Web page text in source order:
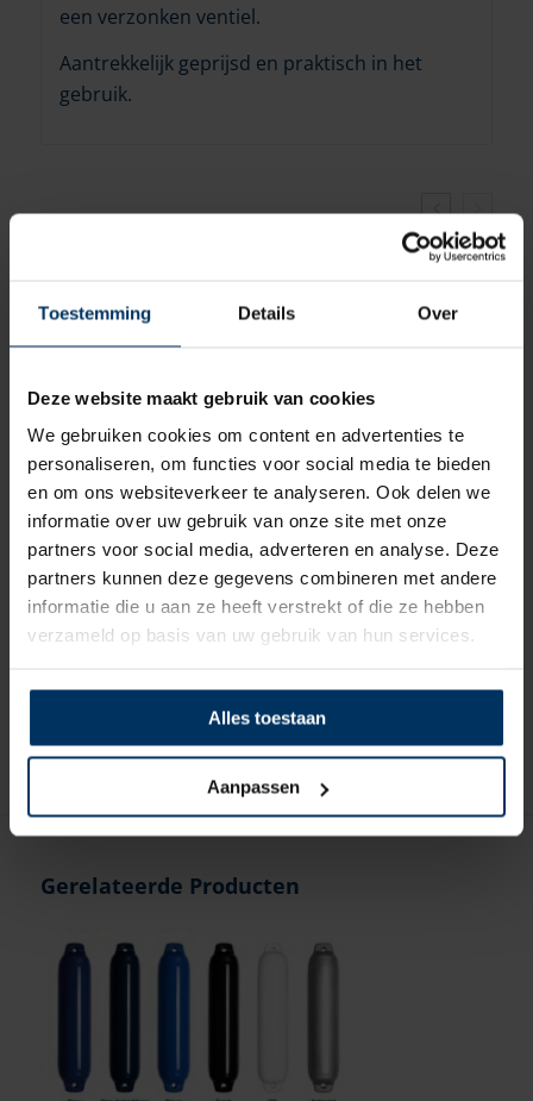
Toestemming Details Over
Deze website maakt gebruik van cookies
We gebruiken cookies om content en advertenties te
personaliseren, om functies voor social media te bieden
en om ons websiteverkeer te analyseren. Ook delen we
informatie over uw gebruik van onze site met onze
partners voor social media, adverteren en analyse. Deze
partners kunnen deze gegevens combineren met andere
informatie die u aan ze heeft verstrekt of die ze hebben
verzameld op basis van uw gebruik van hun services.
Alles toestaan
Aanpassen
een verzonken ventiel.
Aantrekkelijk geprijsd en praktisch in het
gebruik.
Fenderventiel voor Majoni fenders
Merk: Majoni
€ 1,50 incl BTW
Gerelateerde Producten